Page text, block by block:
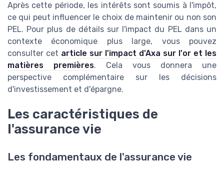
Après cette période, les intérêts sont soumis à l'impôt,
ce qui peut influencer le choix de maintenir ou non son
PEL. Pour plus de détails sur l'impact du PEL dans un
contexte économique plus large, vous pouvez
consulter cet article sur l'impact d'Axa sur l'or et les
matières premières. Cela vous donnera une
perspective complémentaire sur les décisions
d'investissement et d'épargne.
Les caractéristiques de
l'assurance vie
Les fondamentaux de l'assurance vie